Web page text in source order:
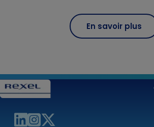
En savoir plus